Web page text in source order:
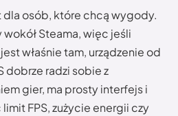
dla osób, które chcą wygody.
Steama, więc jeśli
właśnie tam, urządzenie od
dobrze radzi sobie z
gier, ma prosty interfejs i
FPS, zużycie energii czy